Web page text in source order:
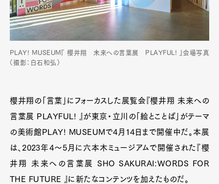
PLAY! MUSEUM『 櫻井翔 未来への言葉展 PLAYFUL! 』会場写真
（撮影：白石和弘）
櫻井翔の「言葉」にフォーカスした展覧会『櫻井翔 未来への
言葉展 PLAYFUL! 』が東京・立川の「絵とことば」がテーマ
の美術館PLAY! MUSEUMで4月14日まで開催中だ。本展
は、2023年4～5月に六本木ミュージアムで開催された『櫻
井翔 未来への言葉展 SHO SAKURAI:WORDS FOR
THE FUTURE 』に新たなコンテンツを加えたものだ。